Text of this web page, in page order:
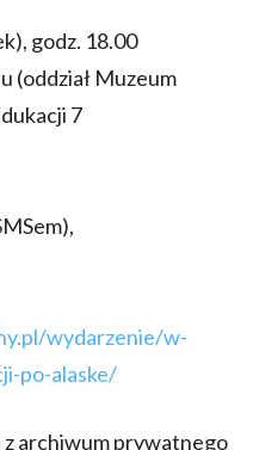
godz. 18.00
(oddział Muzeum
7
wydarzenie/w-
po-alaske/
archiwum prywatnego